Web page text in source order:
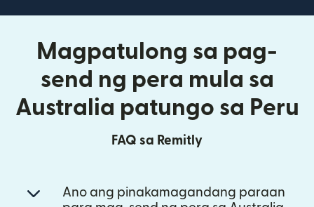
Magpatulong sa pag-
send ng pera mula sa
Australia patungo sa Peru
FAQ sa Remitly
Ano ang pinakamagandang paraan